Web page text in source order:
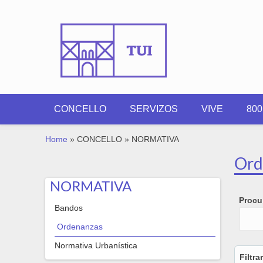
CONCELLO SERVIZOS VIVE
YOU ARE HERE
Home » CONCELLO » NORMATIVA
NORMATIVA
Bandos
Ordenanzas
Normativa Urbanística